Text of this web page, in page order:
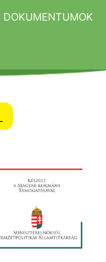
DOKUMENTUMOK